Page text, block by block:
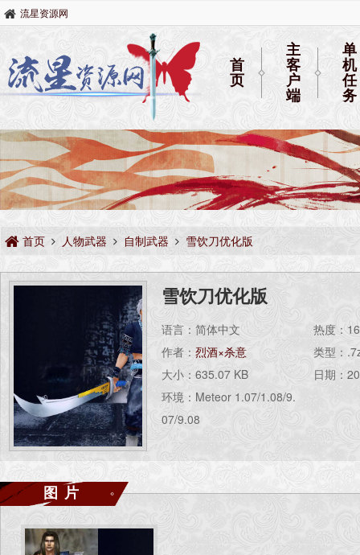
流星资源网
首
页
主
客
户
端
单
机
任
务
首页 人物武器 自制武器 雪饮刀优化版
雪饮刀优化版
语言：简体中文
作者： 烈酒×杀意
大小：635.07 KB
环境：Meteor 1.07/1.08/9.
07/9.08
热度：
类型：
日期：
图片